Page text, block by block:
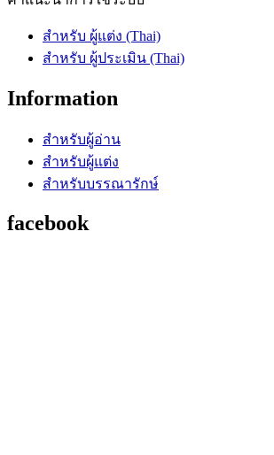
สำหรับ ผู้แต่ง (Thai)
สำหรับ ผู้ประเมิน (Thai)
Information
สำหรับผู้อ่าน
สำหรับผู้แต่ง
สำหรับบรรณารักษ์
facebook